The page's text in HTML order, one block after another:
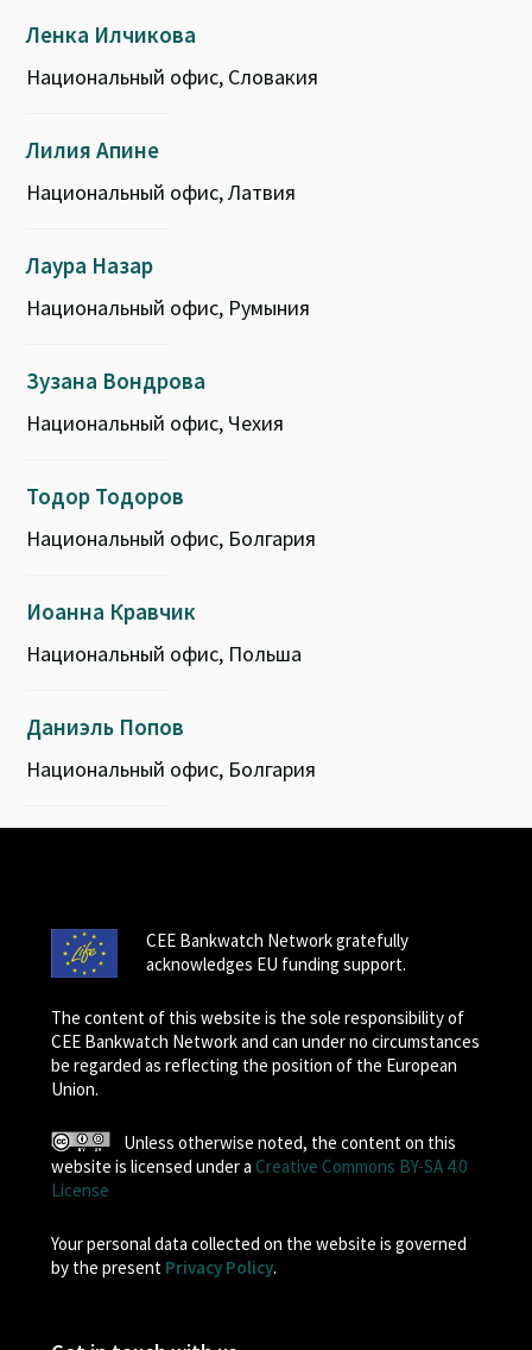
Ленка Илчикова
Национальный офис, Словакия
Лилия Апине
Национальный офис, Латвия
Лаура Назар
Национальный офис, Румыния
Зузана Вондрова
Национальный офис, Чехия
Тодор Тодоров
Национальный офис, Болгария
Иоанна Кравчик
Национальный офис, Польша
Даниэль Попов
Национальный офис, Болгария
CEE Bankwatch Network gratefully
acknowledges EU funding support.
The content of this website is the sole responsibility of
CEE Bankwatch Network and can under no circumstances
be regarded as reflecting the position of the European
Union.
Unless otherwise noted, the content on this
website is licensed under a Creative Commons BY-SA 4.0
License
Your personal data collected on the website is governed
by the present Privacy Policy.